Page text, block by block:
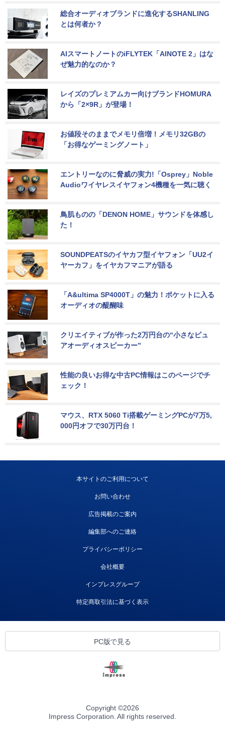
総合オーディオブランドに進化するSHANLING
とは何者か？
AIスマートノートのiFLYTEK「AINOTE 2」はな
ぜ魅力的なのか？
レイズのプレミアムカー向けブランドHOMURA
から「2×9R」が登場！
お値段そのままでメモリ倍増！メモリ32GBの
「お得なゲーミングノート」
エントリーなのに脅威の実力!「Osprey」Noble
Audioワイヤレスイヤフォン4機種を一気に聴く
鳥肌ものの「DENON HOME」サウンドを体感し
た！
SOUNDPEATSのイヤカフ型イヤフォン「UU2イ
ヤーカフ」をイヤカフマニアが語る
「A&ultima SP4000T」の魅力！ポケットに入る
オーディオの醍醐味
クリエイティブが作った2万円台の“小さなピュ
アオーディオスピーカー”
性能の良いお得な中古PC情報はこのページでチ
ェック！
マウス、RTX 5060 Ti搭載ゲーミングPCが7万5,
000円オフで30万円台！
本サイトのご利用について
お問い合わせ
広告掲載のご案内
編集部へのご連絡
プライバシーポリシー
会社概要
インプレスグループ
特定商取引法に基づく表示
PC版で見る
Copyright ©2026
Impress Corporation. All rights reserved.